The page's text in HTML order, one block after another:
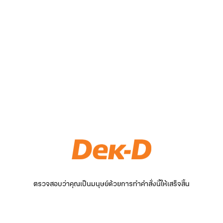
ตรวจสอบว่าคุณเป็นมนุษย์ด้วยการทำคำสั่งนี้ให้เสร็จสิ้น